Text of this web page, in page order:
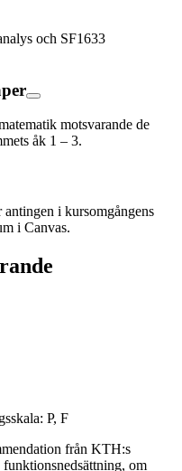
och SF1633
motsvarande de
åk 1 – 3.
i kursomgångens
i Canvas.
P, F
från KTH:s
om